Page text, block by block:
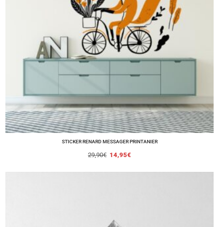
STICKER RENARD MESSAGER PRINTANIER
29,90€ 14,95€